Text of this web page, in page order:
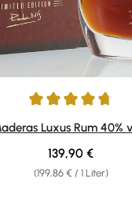
Bewertung von 4.79
Luxus Rum 40%
(199,86 € / 1 Liter)
Regulärer Preis:
139,90 €